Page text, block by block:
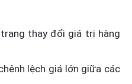
thay đổi giá trị hàng
lệch giá lớn giữa các